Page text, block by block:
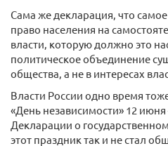
Сама же декларация, что
право населения на
власти, которую должно это
политическое объединение
общества, а не в интересах
Власти России одно время
«День независимости» 12
Декларации о
этот праздник так и не стал